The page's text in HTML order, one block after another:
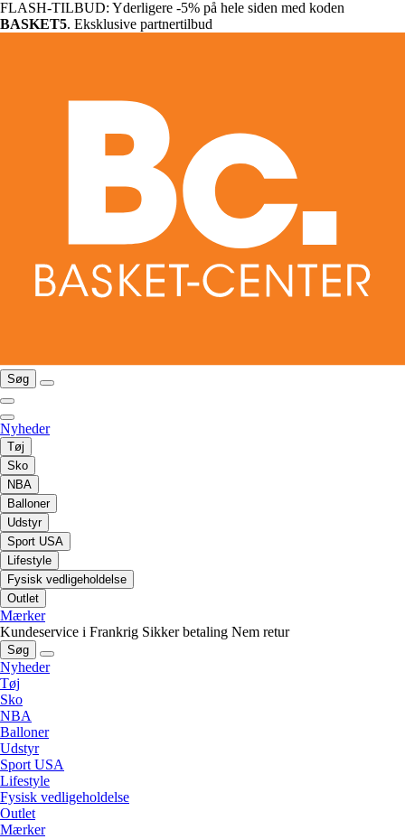
FLASH-TILBUD: Yderligere -5% på hele siden med koden
BASKET5. Eksklusive partnertilbud
Søg
Nyheder
Tøj
Sko
NBA
Balloner
Udstyr
Sport USA
Lifestyle
Fysisk vedligeholdelse
Outlet
Mærker
Kundeservice i Frankrig Sikker betaling Nem retur
Søg
Nyheder
Tøj
Sko
NBA
Balloner
Udstyr
Sport USA
Lifestyle
Fysisk vedligeholdelse
Outlet
Mærker